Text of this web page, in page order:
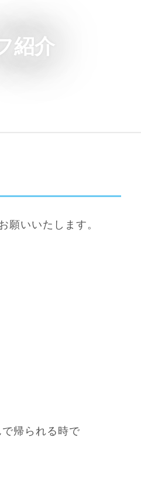
紹介
いいたします。
帰られる時で